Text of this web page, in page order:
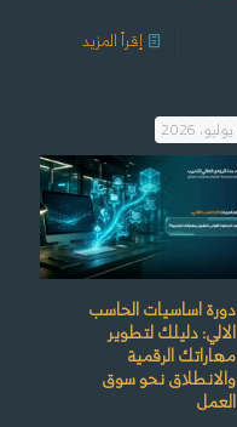
إقرأ المزيد
دورة اساسيات الحاسب
الالي: دليلك لتطوير
مهاراتك الرقمية
والانطلاق نحو سوق
العمل